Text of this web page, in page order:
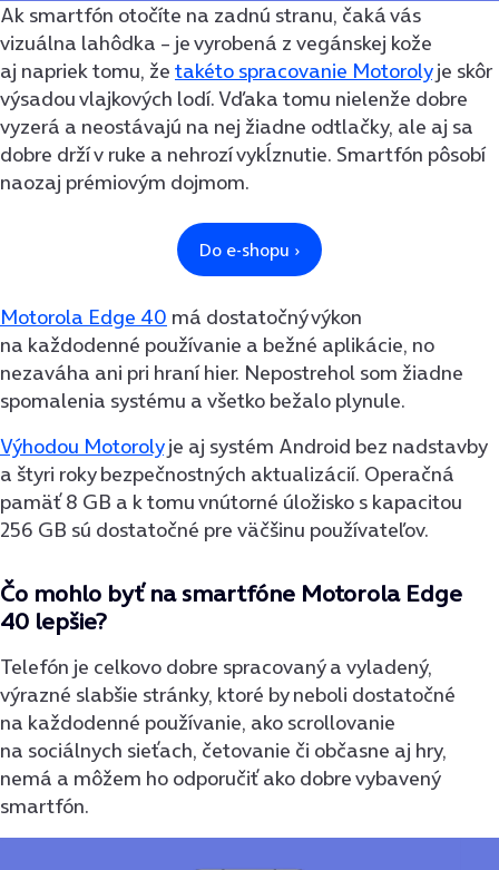
Ak smartfón otočíte na zadnú stranu, čaká vás
vizuálna lahôdka – je vyrobená z vegánskej kože
aj napriek tomu, že takéto spracovanie Motorolyje skôr
výsadou vlajkových lodí. Vďaka tomu nielenže dobre
vyzerá a neostávajú na nej žiadne odtlačky, ale aj sa
dobre drží v ruke a nehrozí vykĺznutie. Smartfón pôsobí
naozaj prémiovým dojmom.
Motorola Edge 40 má dostatočný výkon
na každodenné používanie a bežné aplikácie, no
nezaváha ani pri hraní hier. Nepostrehol som žiadne
spomalenia systému a všetko bežalo plynule.
Výhodou Motorolyje aj systém Android bez nadstavby
a štyri roky bezpečnostných aktualizácií. Operačná
pamäť 8 GB a k tomu vnútorné úložisko s kapacitou
256 GB sú dostatočné pre väčšinu používateľov.
Čo mohlo byť na smartfóne Motorola Edge
40 lepšie?
Telefón je celkovo dobre spracovaný a vyladený,
výrazné slabšie stránky, ktoré by neboli dostatočné
na každodenné používanie, ako scrollovanie
na sociálnych sieťach, četovanie či občasne aj hry,
nemá a môžem ho odporučiť ako dobre vybavený
smartfón.